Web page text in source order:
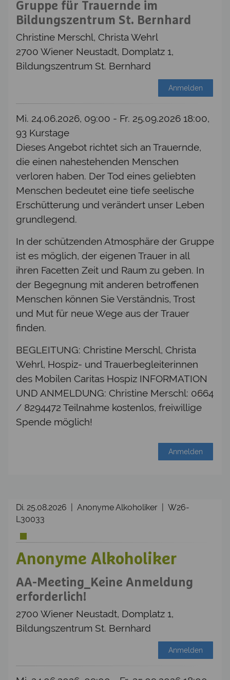
Gruppe für Trauernde im
Bildungszentrum St. Bernhard
Christine Merschl, Christa Wehrl
2700 Wiener Neustadt, Domplatz 1,
Bildungszentrum St. Bernhard
Anmelden
Mi. 24.06.2026, 09:00 - Fr. 25.09.2026 18:00,
93 Kurstage
Dieses Angebot richtet sich an Trauernde,
die einen nahestehenden Menschen
verloren haben. Der Tod eines geliebten
Menschen bedeutet eine tiefe seelische
Erschütterung und verändert unser Leben
grundlegend.
In der schützenden Atmosphäre der Gruppe
ist es möglich, der eigenen Trauer in all
ihren Facetten Zeit und Raum zu geben. In
der Begegnung mit anderen betroffenen
Menschen können Sie Verständnis, Trost
und Mut für neue Wege aus der Trauer
finden.
BEGLEITUNG: Christine Merschl, Christa
Wehrl, Hospiz- und Trauerbegleiterinnen
des Mobilen Caritas Hospiz INFORMATION
UND ANMELDUNG: Christine Merschl: 0664
/ 8294472 Teilnahme kostenlos, freiwillige
Spende möglich!
Anmelden
Di. 25.08.2026 | Anonyme Alkoholiker | W26-
L30033
Anonyme Alkoholiker
AA-Meeting_Keine Anmeldung
erforderlich!
2700 Wiener Neustadt, Domplatz 1,
Bildungszentrum St. Bernhard
Anmelden